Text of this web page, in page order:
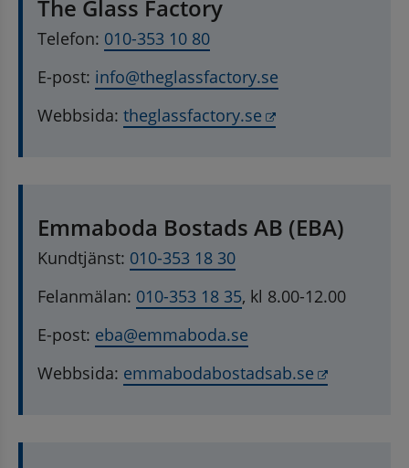
The Glass Factory
Telefon: 010-353 10 80
E-post: info@theglassfactory.se
Webbsida: theglassfactory.se Länk till annan
Emmaboda Bostads AB (EBA)
Kundtjänst: 010-353 18 30
Felanmälan: 010-353 18 35, kl 8.00-12.00
E-post: eba@emmaboda.se
Webbsida: emmabodabostadsab.se Länk till